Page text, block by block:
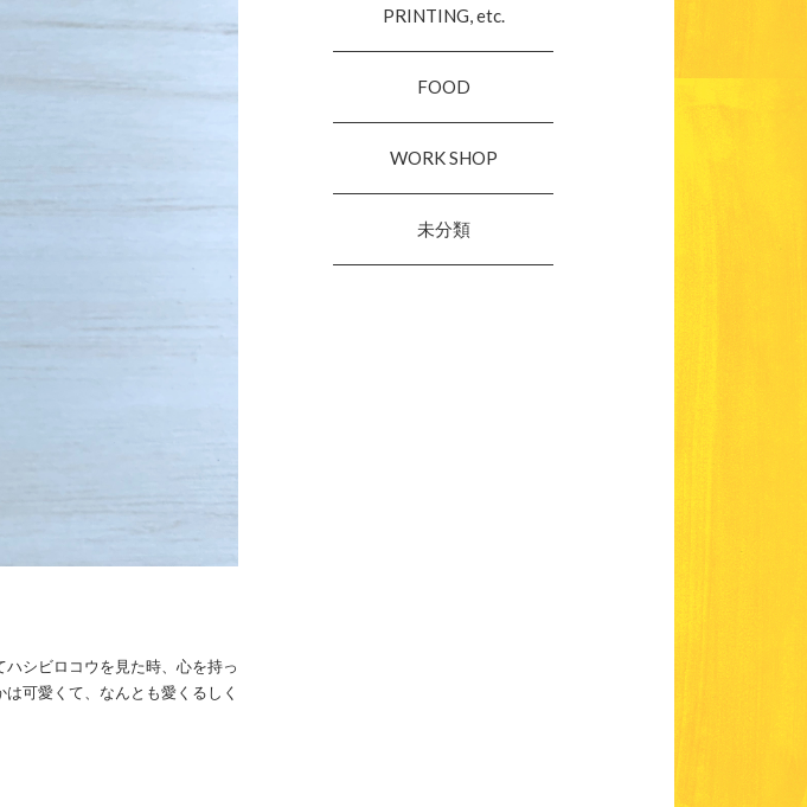
シビロコウを見た時、心を持っ
可愛くて、なんとも愛くるしく
PRINTING, etc.
FOOD
WORK SHOP
未分類